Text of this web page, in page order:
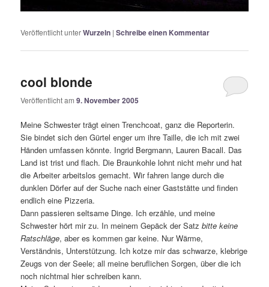
Veröffentlicht unterWurzeln |Schreibe einen Kommentar
cool blonde
Veröffentlicht am9. November 2005
Meine Schwester trägt einen Trenchcoat, ganz die Reporterin.
Sie bindet sich den Gürtel enger um ihre Taille, die ich mit zwei
Händen umfassen könnte. Ingrid Bergmann, Lauren Bacall. Das
Land ist trist und flach. Die Braunkohle lohnt nicht mehr und hat
die Arbeiter arbeitslos gemacht. Wir fahren lange durch die
dunklen Dörfer auf der Suche nach einer Gaststätte und finden
endlich eine Pizzeria.
Dann passieren seltsame Dinge. Ich erzähle, und meine
Schwester hört mir zu. In meinem Gepäck der Satzbitte keine
Ratschläge, aber es kommen gar keine. Nur Wärme,
Verständnis, Unterstützung. Ich kotze mir das schwarze, klebrige
Zeugs von der Seele; all meine beruflichen Sorgen, über die ich
noch nichtmal hier schreiben kann.